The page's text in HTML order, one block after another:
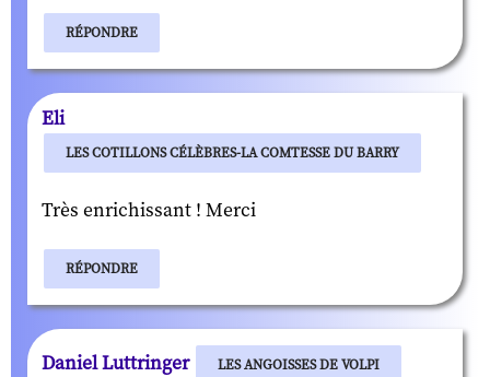
RÉPONDRE
Eli
LES COTILLONS CÉLÈBRES-LA COMTESSE DU BARRY
Très enrichissant ! Merci
RÉPONDRE
Daniel Luttringer LES ANGOISSES DE VOLPI